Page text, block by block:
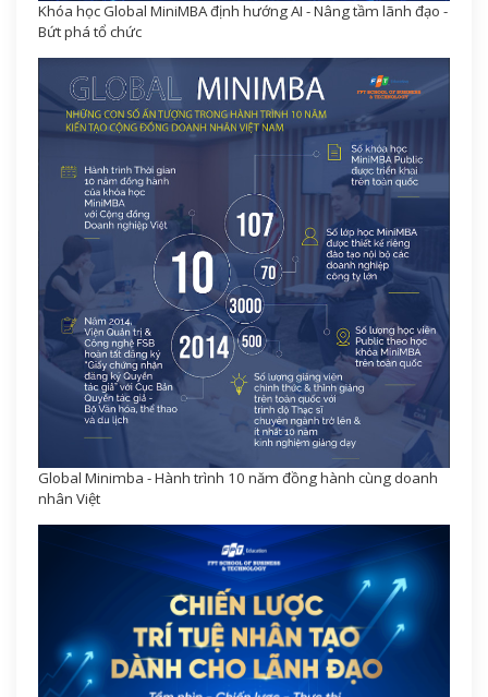
Khóa học Global MiniMBA định hướng AI - Nâng tầm lãnh đạo -
Bứt phá tổ chức
Global Minimba - Hành trình 10 năm đồng hành cùng doanh
nhân Việt